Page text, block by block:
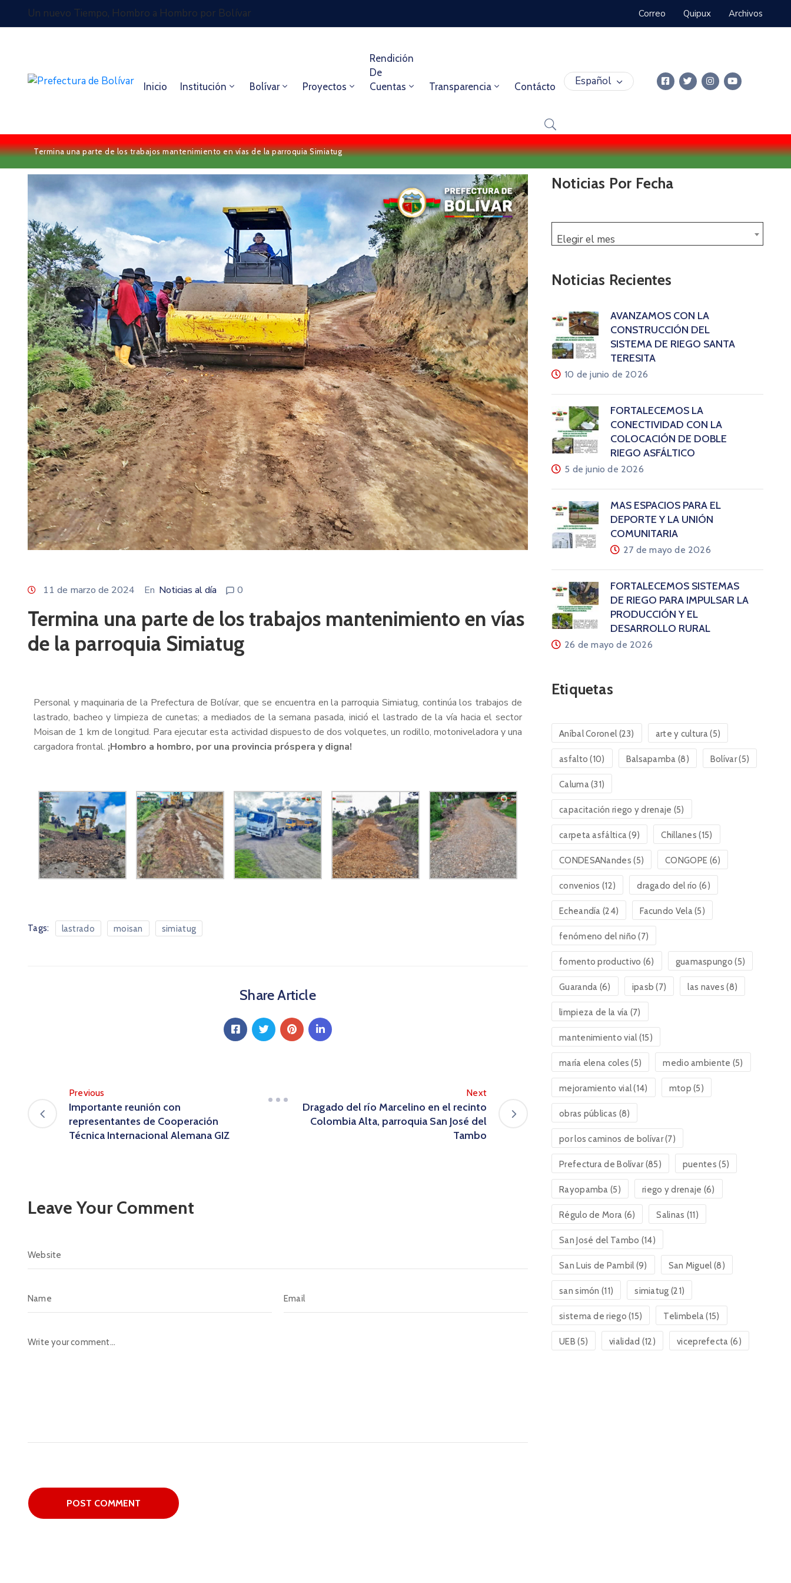
Un nuevo Tiempo, Hombro a Hombro por Bolívar Correo Quipux Archivos
Inicio Institución Bolívar Proyectos
Rendición
De
Cuentas
Transparencia Contácto Español
Termina una parte de los trabajos mantenimiento en vías de la parroquia Simiatug
11 de marzo de 2024 En Noticias al día 0
Termina una parte de los trabajos mantenimiento en vías
de la parroquia Simiatug
Personal y maquinaria de la Prefectura de Bolívar, que se encuentra en la parroquia Simiatug, continúa los trabajos de
lastrado, bacheo y limpieza de cunetas; a mediados de la semana pasada, inició el lastrado de la vía hacia el sector
Moisan de 1 km de longitud. Para ejecutar esta actividad dispuesto de dos volquetes, un rodillo, motoniveladora y una
cargadora frontal. ¡Hombro a hombro, por una provincia próspera y digna!
Tags: lastrado moisan simiatug
Share Article
Previous
Importante reunión con
representantes de Cooperación
Técnica Internacional Alemana GIZ
Next
Dragado del río Marcelino en el recinto
Colombia Alta, parroquia San José del
Tambo
Leave Your Comment
Noticias Por Fecha
Elegir el mes
Noticias Recientes
AVANZAMOS CON LA
CONSTRUCCIÓN DEL
SISTEMA DE RIEGO SANTA
TERESITA
10 de junio de 2026
FORTALECEMOS LA
CONECTIVIDAD CON LA
COLOCACIÓN DE DOBLE
RIEGO ASFÁLTICO
5 de junio de 2026
MÁS ESPACIOS PARA EL
DEPORTE Y LA UNIÓN
COMUNITARIA
27 de mayo de 2026
FORTALECEMOS SISTEMAS
DE RIEGO PARA IMPULSAR LA
PRODUCCIÓN Y EL
DESARROLLO RURAL
26 de mayo de 2026
Etiquetas
Aníbal Coronel(23) arte y cultura(5)
asfalto (10) Balsapamba (8) Bolívar(5)
Caluma(31)
capacitación riego y drenaje (5)
carpeta asfáltica(9) Chillanes (15)
CONDESANandes (5) CONGOPE (6)
convenios (12) dragado del río (6)
Echeandía (24) Facundo Vela(5)
fenómeno del niño (7)
fomento productivo (6) guamaspungo (5)
Guaranda (6) ipasb (7) las naves (8)
limpieza de la vía (7)
mantenimiento vial(15)
maría elena coles (5) medio ambiente (5)
mejoramiento vial(14) mtop (5)
obras públicas (8)
por los caminos de bolívar(7)
Prefectura de Bolívar(85) puentes (5)
Rayopamba (5) riego y drenaje (6)
Régulo de Mora (6) Salinas (11)
San José del Tambo (14)
San Luis de Pambil(9) San Miguel(8)
san simón (11) simiatug (21)
sistema de riego (15) Telimbela(15)
UEB (5) vialidad (12) viceprefecta (6)